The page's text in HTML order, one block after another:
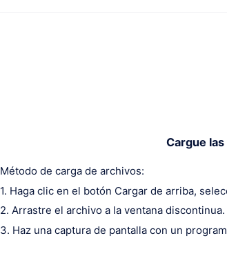
Cargue
Método de carga de archivos:
1. Haga clic en el botón Cargar de arriba,
2. Arrastre el archivo a la ventana discontinua.
3. Haz una captura de pantalla con un